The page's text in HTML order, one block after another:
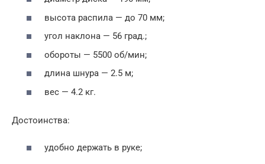
высота распила — до 70 мм;
угол наклона — 56 град.;
обороты — 5500 об/мин;
длина шнура — 2.5 м;
вес — 4.2 кг.
Достоинства:
удобно держать в руке;